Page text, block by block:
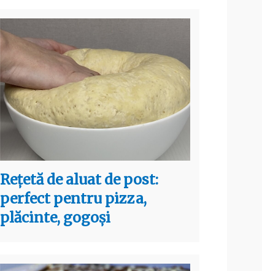
Rețetă de aluat de post:
perfect pentru pizza,
plăcinte, gogoși